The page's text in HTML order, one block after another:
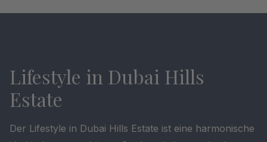
Lifestyle in Dubai Hills
Estate
Der Lifestyle in Dubai Hills Estate ist eine harmonische